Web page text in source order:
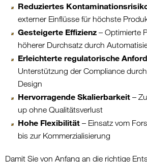
Reduziertes
externer Einflüsse für höchste
Gesteigerte Effizienz – Optimierte
höherer Durchsatz durch
Erleichterte regulatorische
Unterstützung der Compliance
Design
Hervorragende Skalierbarkeit –
up ohne Qualitätsverlust
Hohe Flexibilität – Einsatz vom
bis zur Kommerzialisierung
Damit Sie von Anfang an die richtige